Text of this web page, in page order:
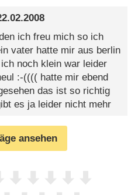
ich freu mich so ich
vater hatte mir aus berlin
noch klein war leider
:-(((( hatte mir ebend
das ist so richtig
es ja leider nicht mehr
ansehen